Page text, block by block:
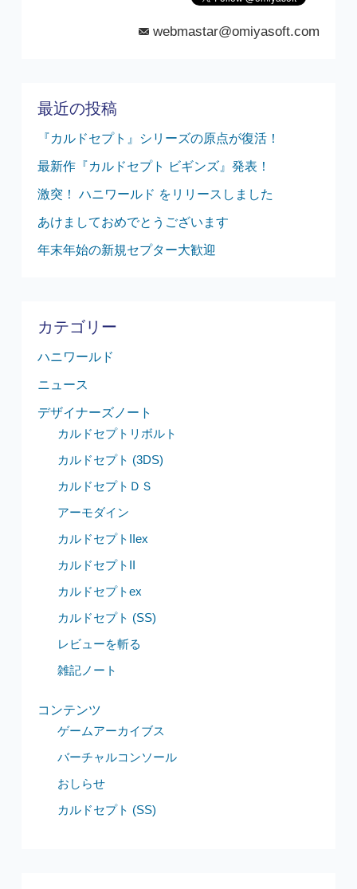
mail webmastar@omiyasoft.com
最近の投稿
『カルドセプト』シリーズの原点が復活！
最新作『カルドセプト ビギンズ』発表！
激突！ ハニワールド をリリースしました
あけましておめでとうございます
年末年始の新規セプター大歓迎
カテゴリー
ハニワールド
ニュース
デザイナーズノート
カルドセプトリボルト
カルドセプト (3DS)
カルドセプトＤＳ
アーモダイン
カルドセプトIIex
カルドセプトII
カルドセプトex
カルドセプト (SS)
レビューを斬る
雑記ノート
コンテンツ
ゲームアーカイブス
バーチャルコンソール
おしらせ
カルドセプト (SS)